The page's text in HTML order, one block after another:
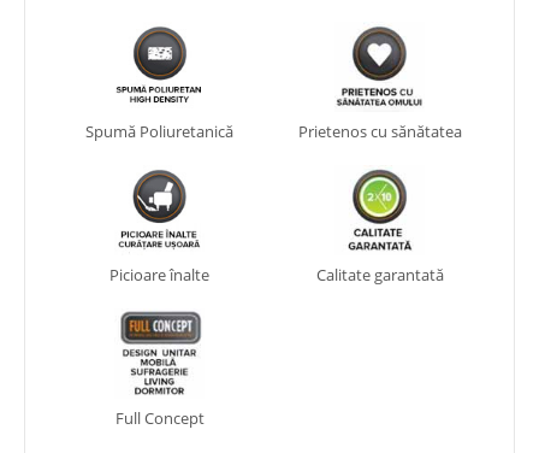
Spumă Poliuretanică Prietenos cu sănătatea
Picioare înalte Calitate garantată
Full Concept